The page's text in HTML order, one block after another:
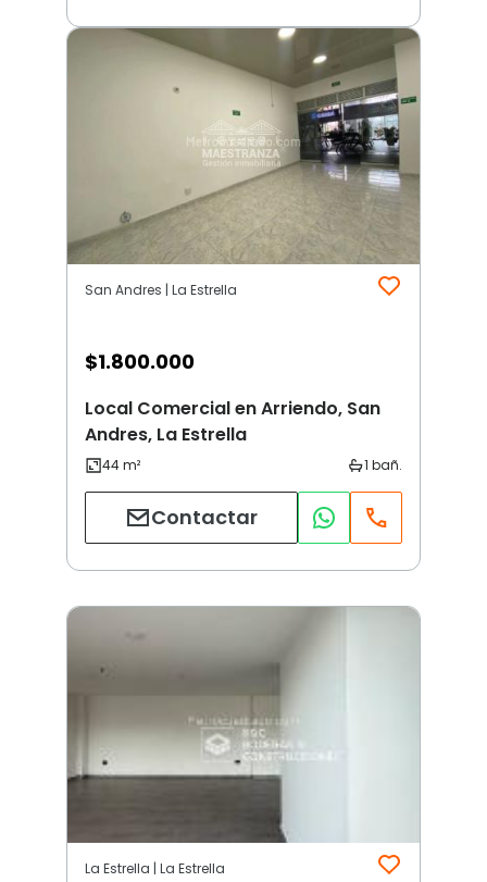
San Andres | La Estrella
$1.800.000
Local Comercial en Arriendo, San
Andres, La Estrella
Contactar
La Estrella | La Estrella